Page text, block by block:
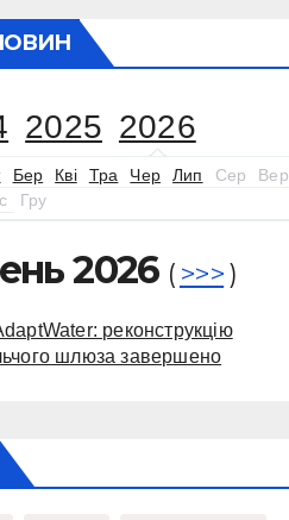
2025 2026
Бер Кві Тра Чер Лип Сер
Вер
Гру
2026 ( >>>)
реконструкцію
шлюза завершено